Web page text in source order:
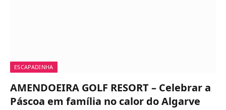
ESCAPADINHA
AMENDOEIRA GOLF RESORT – Celebrar a
Páscoa em família no calor do Algarve